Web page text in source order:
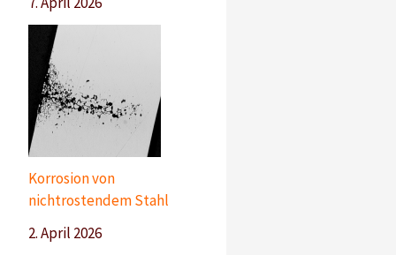
Korrosion von
nichtrostendem Stahl
2. April 2026